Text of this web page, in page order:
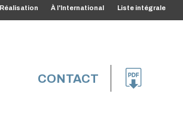
Réalisation À l'International Liste intégrale
CONTACT